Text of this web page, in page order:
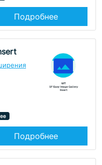
Подробнее
Подробнее